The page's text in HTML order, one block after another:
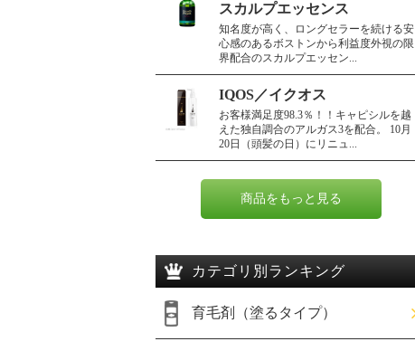
スカルプエッセンス
知名度が高く、ロングセラーを続ける安
心感のあるボストンから利益度外視の限
界配合のスカルプエッセン...
IQOS／イクオス
お客様満足度98.3％！！キャピシルを越
えた独自調合のアルガス3を配合。 10月
20日（頭髪の日）にリニュ...
商品をもっと見る
カテゴリ別ランキング
育毛剤（塗るタイプ）